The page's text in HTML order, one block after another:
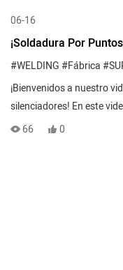
06-16
¡Soldadura Por
#WELDING#Fábrica
¡Bienvenidos a nuestro
silenciadores! En este
profesionalmente un
66 0